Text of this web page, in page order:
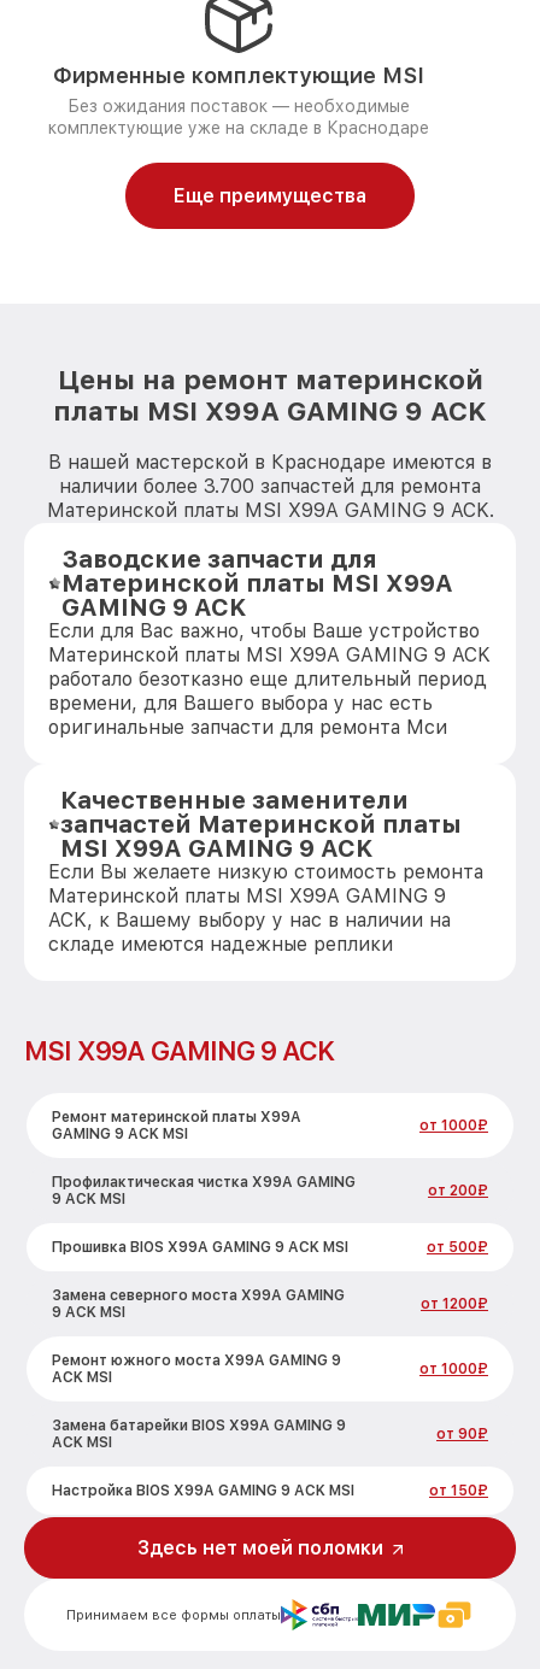
Фирменные комплектующие MSI
Без ожидания поставок — необходимые
комплектующие уже на складе в Краснодаре
Еще преимущества
Цены на ремонт материнской
платы MSI X99A GAMING 9 ACK
В нашей мастерской в Краснодаре имеются в
наличии более 3.700 запчастей для ремонта
Материнской платы MSI X99A GAMING 9 ACK.
Заводские запчасти для
Материнской платы MSI X99A
GAMING 9 ACK
Если для Вас важно, чтобы Ваше устройство
Материнской платы MSI X99A GAMING 9 ACK
работало безотказно еще длительный период
времени, для Вашего выбора у нас есть
оригинальные запчасти для ремонта Мси
Качественные заменители
запчастей Материнской платы
MSI X99A GAMING 9 ACK
Если Вы желаете низкую стоимость ремонта
Материнской платы MSI X99A GAMING 9
ACK, к Вашему выбору у нас в наличии на
складе имеются надежные реплики
MSI X99A GAMING 9 ACK
Ремонт материнской платы X99A
GAMING 9 ACK MSI
от 1000₽
Профилактическая чистка X99A GAMING
9 ACK MSI
от 200₽
Прошивка BIOS X99A GAMING 9 ACK MSI от 500₽
Замена северного моста X99A GAMING
9 ACK MSI
от 1200₽
Ремонт южного моста X99A GAMING 9
ACK MSI
от 1000₽
Замена батарейки BIOS X99A GAMING 9
ACK MSI
от 90₽
Настройка BIOS X99A GAMING 9 ACK MSI от 150₽
Принимаем все формы оплаты
Здесь нет моей поломки